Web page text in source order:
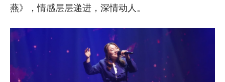
燕》，情感层层递进，深情动人。